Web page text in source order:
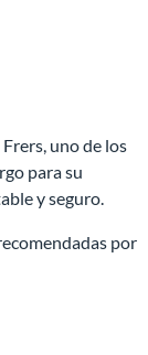
uno de los
para su
y seguro.
por